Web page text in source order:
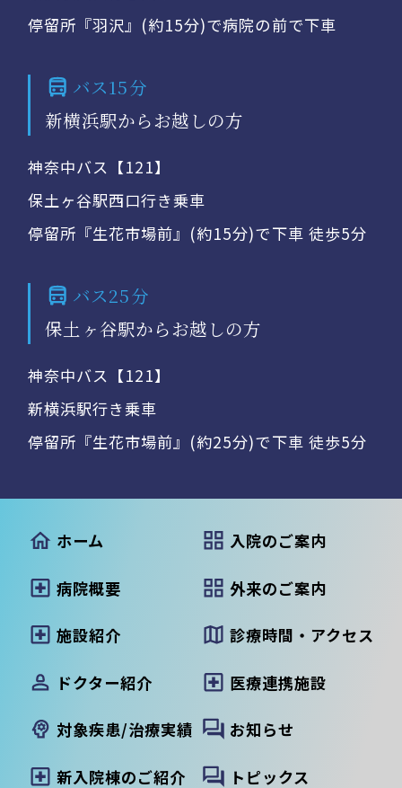
停留所『羽沢』(約15分)で病院の前で下車
バス15分
新横浜駅からお越しの方
神奈中バス【121】
保土ヶ谷駅西口行き乗車
停留所『生花市場前』(約15分)で下車 徒歩5分
バス25分
保土ヶ谷駅からお越しの方
神奈中バス【121】
新横浜駅行き乗車
停留所『生花市場前』(約25分)で下車 徒歩5分
ホーム
病院概要
施設紹介
ドクター紹介
対象疾患/治療実績
新入院棟のご紹介
入院のご案内
外来のご案内
診療時間・アクセス
医療連携施設
お知らせ
トピックス